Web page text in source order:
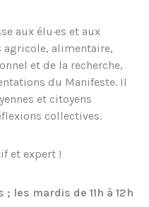
aux élu·es et aux
agricole, alimentaire,
et de la recherche,
du Manifeste. Il
et citoyens
collectives.
et expert !
les mardis de 11h à 12h